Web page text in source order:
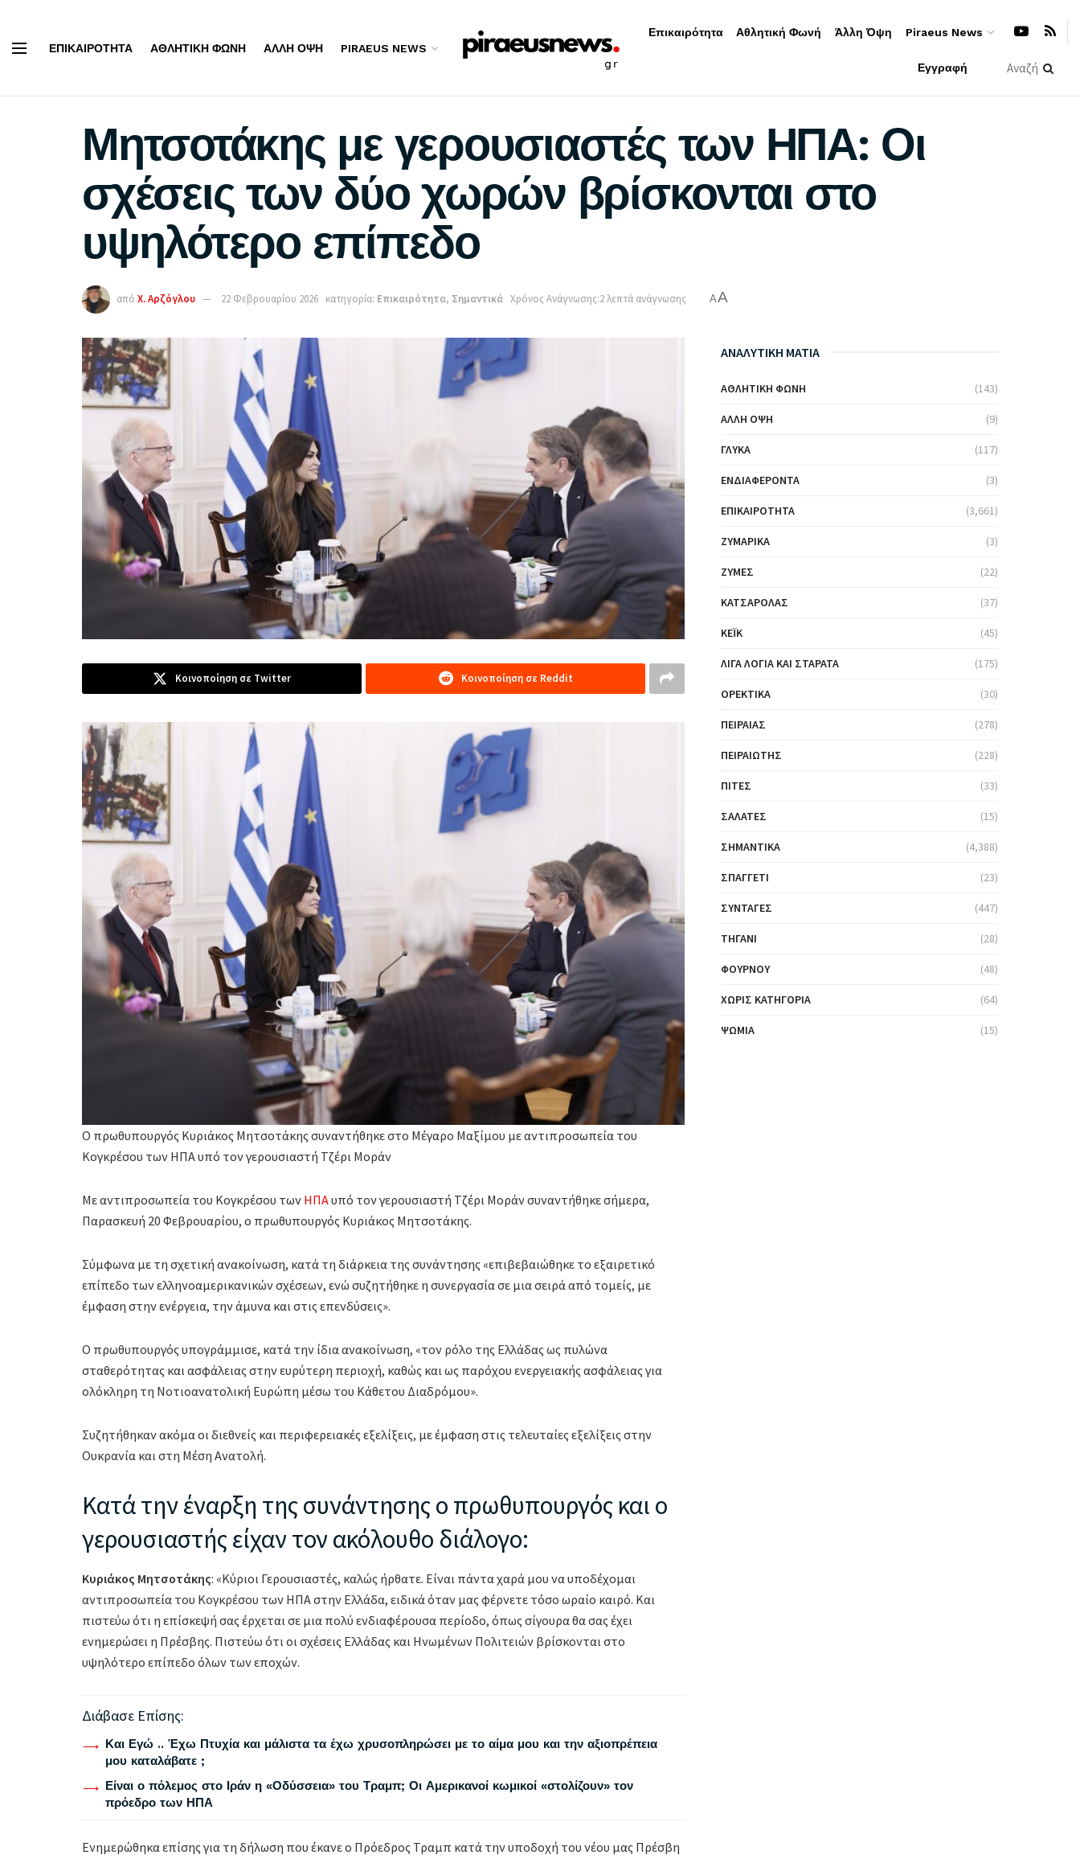
ΕΠΙΚΑΙΡΌΤΗΤΑ ΑΘΛΗΤΙΚΉ ΦΩΝΉ ΆΛΛΗ ΌΨΗ PIRAEUS NEWS
Επικαιρότητα Αθλητική Φωνή Άλλη Όψη Piraeus News
Εγγραφή
Μητσοτάκης με γερουσιαστές των ΗΠΑ: Οι
σχέσεις των δύο χωρών βρίσκονται στο
υψηλότερο επίπεδο
από Χ. Αρζόγλου 22 Φεβρουαρίου 2026 κατηγορία: Επικαιρότητα, Σημαντικά Χρόνος Ανάγνωσης:2 λεπτά ανάγνωσης AA
Κοινοποίηση σε Twitter Κοινοποίηση σε Reddit
Ο πρωθυπουργός Κυριάκος Μητσοτάκης συναντήθηκε στο Μέγαρο Μαξίμου με αντιπροσωπεία του
Κογκρέσου των ΗΠΑ υπό τον γερουσιαστή Τζέρι Μοράν
Με αντιπροσωπεία του Κογκρέσου των ΗΠΑυπό τον γερουσιαστή Τζέρι Μοράν συναντήθηκε σήμερα,
Παρασκευή 20 Φεβρουαρίου, ο πρωθυπουργός Κυριάκος Μητσοτάκης.
Σύμφωνα με τη σχετική ανακοίνωση, κατά τη διάρκεια της συνάντησης «επιβεβαιώθηκε το εξαιρετικό
επίπεδο των ελληνοαμερικανικών σχέσεων, ενώ συζητήθηκε η συνεργασία σε μια σειρά από τομείς, με
έμφαση στην ενέργεια, την άμυνα και στις επενδύσεις».
Ο πρωθυπουργός υπογράμμισε, κατά την ίδια ανακοίνωση, «τον ρόλο της Ελλάδας ως πυλώνα
σταθερότητας και ασφάλειας στην ευρύτερη περιοχή, καθώς και ως παρόχου ενεργειακής ασφάλειας για
ολόκληρη τη Νοτιοανατολική Ευρώπη μέσω του Κάθετου Διαδρόμου».
Συζητήθηκαν ακόμα οι διεθνείς και περιφερειακές εξελίξεις, με έμφαση στις τελευταίες εξελίξεις στην
Ουκρανία και στη Μέση Ανατολή.
Κατά την έναρξη της συνάντησης ο πρωθυπουργός και ο
γερουσιαστής είχαν τον ακόλουθο διάλογο:
Κυριάκος Μητσοτάκης: «Κύριοι Γερουσιαστές, καλώς ήρθατε. Είναι πάντα χαρά μου να υποδέχομαι
αντιπροσωπεία του Κογκρέσου των ΗΠΑ στην Ελλάδα, ειδικά όταν μας φέρνετε τόσο ωραίο καιρό. Και
πιστεύω ότι η επίσκεψή σας έρχεται σε μια πολύ ενδιαφέρουσα περίοδο, όπως σίγουρα θα σας έχει
ενημερώσει η Πρέσβης. Πιστεύω ότι οι σχέσεις Ελλάδας και Ηνωμένων Πολιτειών βρίσκονται στο
υψηλότερο επίπεδο όλων των εποχών.
Διάβασε Επίσης:
Και Εγώ .. Έχω Πτυχία και μάλιστα τα έχω χρυσοπληρώσει με το αίμα μου και την αξιοπρέπεια
μου καταλάβατε ;
Είναι ο πόλεμος στο Ιράν η «Οδύσσεια» του Τραμπ; Οι Αμερικανοί κωμικοί «στολίζουν» τον
πρόεδρο των ΗΠΑ
Ενημερώθηκα επίσης για τη δήλωση που έκανε ο Πρόεδρος Τραμπ κατά την υποδοχή του νέου μας Πρέσβη
ΑΝΑΛΥΤΙΚΗ ΜΑΤΙΑ
ΑΘΛΗΤΙΚΉ ΦΩΝΉ (143)
ΆΛΛΗ ΌΨΗ (9)
ΓΛΥΚΆ (117)
ΕΝΔΙΑΦΈΡΟΝΤΑ (3)
ΕΠΙΚΑΙΡΌΤΗΤΑ (3,661)
ΖΥΜΑΡΙΚΆ (3)
ΖΎΜΕΣ (22)
ΚΑΤΣΑΡΌΛΑΣ (37)
ΚΈΙΚ (45)
ΛΊΓΑ ΛΌΓΙΑ ΚΑΙ ΣΤΑΡΆΤΑ (175)
ΟΡΕΚΤΙΚΆ (30)
ΠΕΙΡΑΙΆΣ (278)
ΠΕΙΡΑΙΏΤΗΣ (228)
ΠΊΤΕΣ (33)
ΣΑΛΆΤΕΣ (15)
ΣΗΜΑΝΤΙΚΆ (4,388)
ΣΠΑΓΓΈΤΙ (23)
ΣΥΝΤΑΓΈΣ (447)
ΤΗΓΆΝΙ (28)
ΦΟΎΡΝΟΥ (48)
ΧΩΡΊΣ ΚΑΤΗΓΟΡΊΑ (64)
ΨΩΜΙΆ (15)